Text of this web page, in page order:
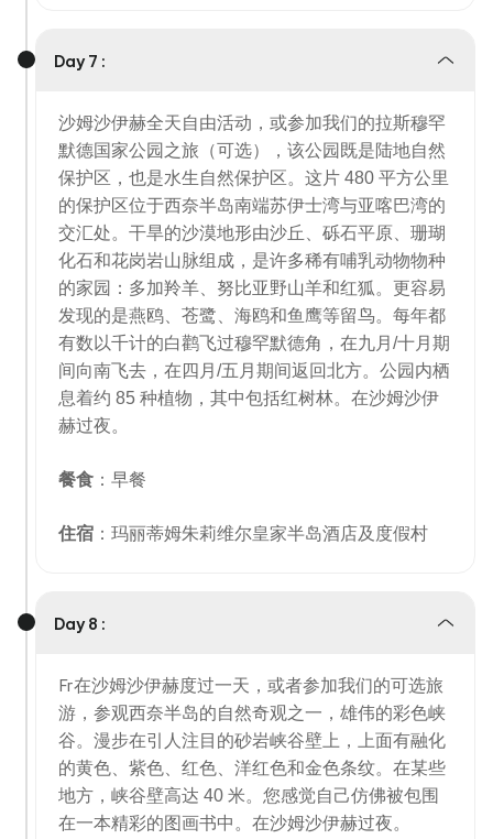
Day 7 :
沙姆沙伊赫全天自由活动，或参加我们的拉斯穆罕
默德国家公园之旅（可选），该公园既是陆地自然
保护区，也是水生自然保护区。这片 480 平方公里
的保护区位于西奈半岛南端苏伊士湾与亚喀巴湾的
交汇处。干旱的沙漠地形由沙丘、砾石平原、珊瑚
化石和花岗岩山脉组成，是许多稀有哺乳动物物种
的家园：多加羚羊、努比亚野山羊和红狐。更容易
发现的是燕鸥、苍鹭、海鸥和鱼鹰等留鸟。每年都
有数以千计的白鹳飞过穆罕默德角，在九月/十月期
间向南飞去，在四月/五月期间返回北方。公园内栖
息着约 85 种植物，其中包括红树林。在沙姆沙伊
赫过夜。
餐食 ：早餐
住宿 ：玛丽蒂姆朱莉维尔皇家半岛酒店及度假村
Day 8 :
Fr在沙姆沙伊赫度过一天，或者参加我们的可选旅
游，参观西奈半岛的自然奇观之一，雄伟的彩色峡
谷。漫步在引人注目的砂岩峡谷壁上，上面有融化
的黄色、紫色、红色、洋红色和金色条纹。在某些
地方，峡谷壁高达 40 米。您感觉自己仿佛被包围
在一本精彩的图画书中。在沙姆沙伊赫过夜。